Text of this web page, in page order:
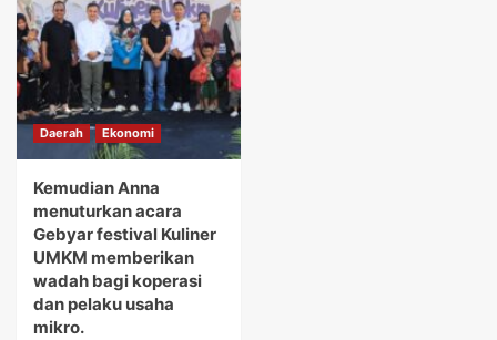
Daerah Ekonomi
Kemudian Anna
menuturkan acara
Gebyar festival Kuliner
UMKM memberikan
wadah bagi koperasi
dan pelaku usaha
mikro.